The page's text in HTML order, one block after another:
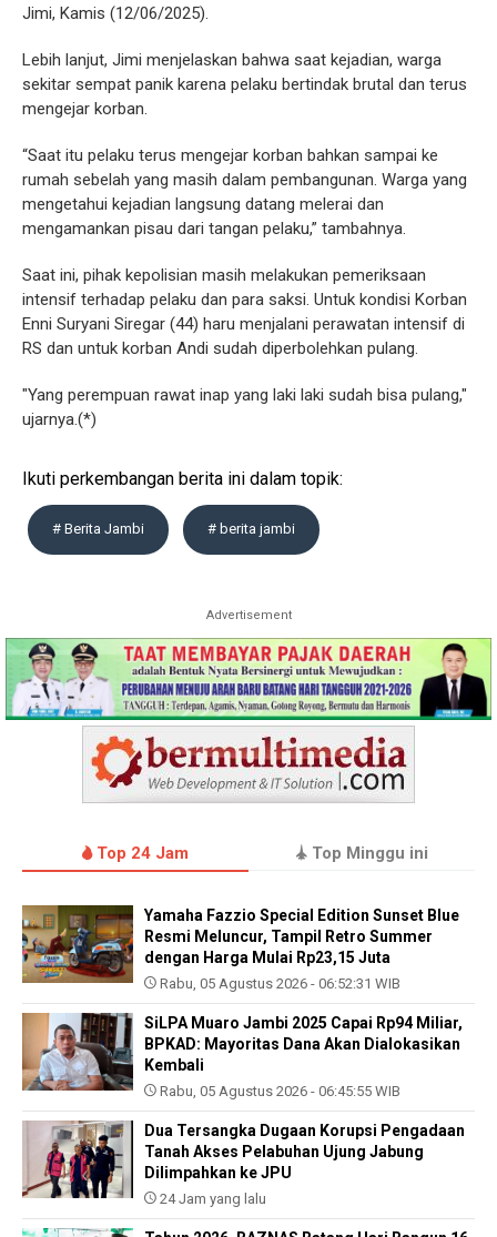
Jimi, Kamis (12/06/2025).
Lebih lanjut, Jimi menjelaskan bahwa saat kejadian, warga
sekitar sempat panik karena pelaku bertindak brutal dan terus
mengejar korban.
“Saat itu pelaku terus mengejar korban bahkan sampai ke
rumah sebelah yang masih dalam pembangunan. Warga yang
mengetahui kejadian langsung datang melerai dan
mengamankan pisau dari tangan pelaku,” tambahnya.
Saat ini, pihak kepolisian masih melakukan pemeriksaan
intensif terhadap pelaku dan para saksi. Untuk kondisi Korban
Enni Suryani Siregar (44) haru menjalani perawatan intensif di
RS dan untuk korban Andi sudah diperbolehkan pulang.
"Yang perempuan rawat inap yang laki laki sudah bisa pulang,"
ujarnya.(*)
Ikuti perkembangan berita ini dalam topik:
# Berita Jambi # berita jambi
Advertisement
Top 24 Jam Top Minggu ini
Yamaha Fazzio Special Edition Sunset Blue
Resmi Meluncur, Tampil Retro Summer
dengan Harga Mulai Rp23,15 Juta
Rabu, 05 Agustus 2026 - 06:52:31 WIB
SiLPA Muaro Jambi 2025 Capai Rp94 Miliar,
BPKAD: Mayoritas Dana Akan Dialokasikan
Kembali
Rabu, 05 Agustus 2026 - 06:45:55 WIB
Dua Tersangka Dugaan Korupsi Pengadaan
Tanah Akses Pelabuhan Ujung Jabung
Dilimpahkan ke JPU
24 Jam yang lalu